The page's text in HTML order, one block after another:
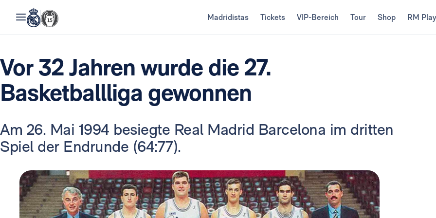
Madridistas Tickets VIP-Bereich Tour Shop RM Play
Vor 32 Jahren wurde die 27.
Basketballliga gewonnen
Am 26. Mai 1994 besiegte Real Madrid Barcelona im dritten
Spiel der Endrunde (64:77).